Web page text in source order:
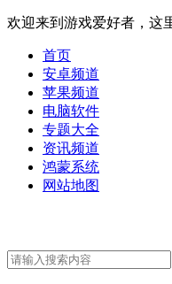
欢迎来到游戏爱好者，这
首页
安卓频道
苹果频道
电脑软件
专题大全
资讯频道
鸿蒙系统
网站地图